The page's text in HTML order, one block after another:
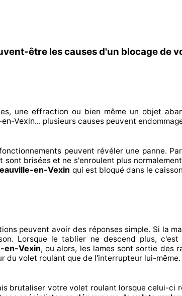
être les causes d'un blocage de
une effraction ou bien même un objet
Vexin... plusieurs causes peuvent
peuvent révélerune panne.
sont briséeset ne s'enroulent plus normalement
en-Vexin qui est bloqué dans le
peuvent avoir des réponsessimple. Si la
Lorsque le tablier ne descend plus, c'est
en-Vexin, ou alors, les lames sont sortie des
du volet roulant que de l'interrupteur lui-même.
brutaliser votre volet roulant lorsque celui-ci